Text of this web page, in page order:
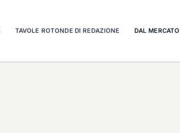
TAVOLE ROTONDE DI REDAZIONE DAL MERCATO